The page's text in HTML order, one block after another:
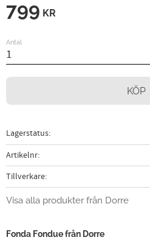
799 KR
Antal
KÖP
Lagerstatus
Artikelnr
Tillverkare
Visa alla produkter från Dorre
Fonda Fonduefrån Dorre